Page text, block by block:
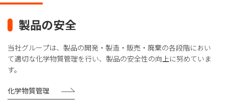
製品の安全
当社グループは、製品の開発・製造・販売・廃棄の各段階におい
て適切な化学物質管理を行い、製品の安全性の向上に努めていま
す。
化学物質管理